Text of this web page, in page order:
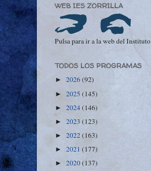
WEB IES ZORRILLA
Pulsa para ir a la web del Instituto
TODOS LOS PROGRAMAS
► 2026(92)
► 2025 (145)
► 2024(146)
► 2023 (123)
► 2022(163)
► 2021 (177)
► 2020(137)